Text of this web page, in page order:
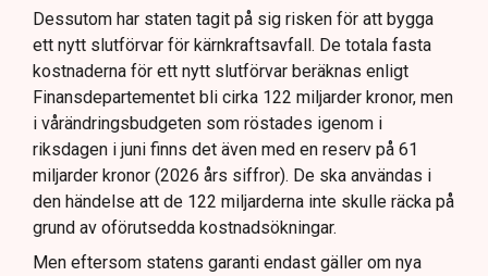
Dessutom har staten tagit på sig risken för att bygga
ett nytt slutförvar för kärnkraftsavfall. De totala fasta
kostnaderna för ett nytt slutförvar beräknas enligt
Finansdepartementet bli cirka 122 miljarder kronor, men
i vårändringsbudgeten som röstades igenom i
riksdagen i juni finns det även med en reserv på 61
miljarder kronor (2026 års siffror). De ska användas i
den händelse att de 122 miljarderna inte skulle räcka på
grund av oförutsedda kostnadsökningar.
Men eftersom statens garanti endast gäller om nya